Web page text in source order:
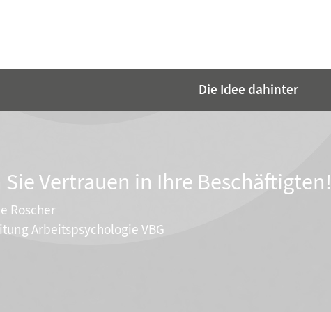
Die Idee dahinter
Sie Vertrauen in Ihre Beschäftigten!
Roscher
Arbeitspsychologie VBG